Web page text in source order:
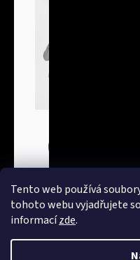
Tento web používá
tohoto webu vyjadřujete
informacízde.